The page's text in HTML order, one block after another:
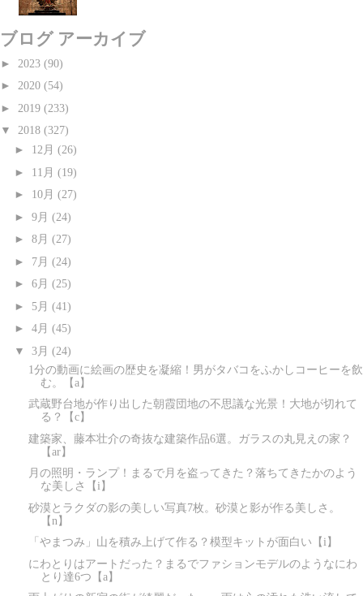
ブログ アーカイブ
► 2023 (90)
► 2020 (54)
► 2019 (233)
▼ 2018 (327)
► 12月 (26)
► 11月 (19)
► 10月 (27)
► 9月 (24)
► 8月 (27)
► 7月 (24)
► 6月 (25)
► 5月 (41)
► 4月 (45)
▼ 3月 (24)
1分の動画に絵画の歴史を凝縮！男がタバコをふかしコーヒーを飲
む。【a】
武蔵野台地が作り出した朝霞団地の不思議な光景！大地が切れて
る？【c】
建築家、藤本壮介の奇抜な建築作品6選。ガラスの丸見えの家？
【ar】
月の照明・ランプ！まるで月を盗ってきた？落ちてきたかのよう
な美しさ【i】
砂漠とラクダの影の美しい写真7枚。砂漠と影が作る美しさ。
【n】
「やまつみ」山を積み上げて作る？模型キットが面白い【i】
にわとりはアートだった？まるでファションモデルのようなにわ
とり達6つ【a】